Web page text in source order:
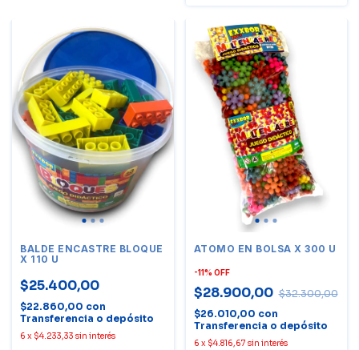
BALDE ENCASTRE BLOQUE
X 110 U
$25.400,00
$22.860,00 con
Transferencia o depósito
6 x $4.233,33 sin interés
ATOMO EN BOLSA X 300 U
-11% OFF
$28.900,00 $32.300,00
$26.010,00 con
Transferencia o depósito
6 x $4.816,67 sin interés